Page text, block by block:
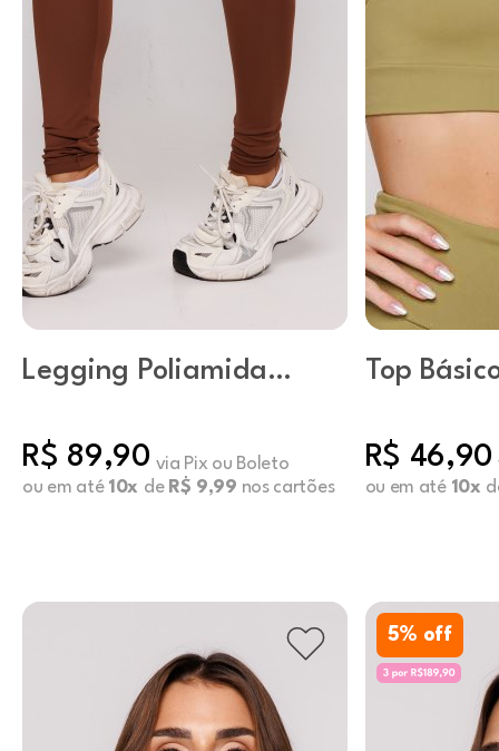
Legging Poliamida
R$ 89,90 via Pix ou Boleto
ou em até 10x de R$ 9,99 nos cartões
Top
R$ 46,90
ou em até 10x
5% off